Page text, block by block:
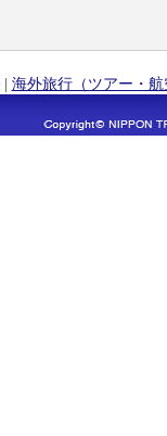
| 海外旅行（ツアー・航